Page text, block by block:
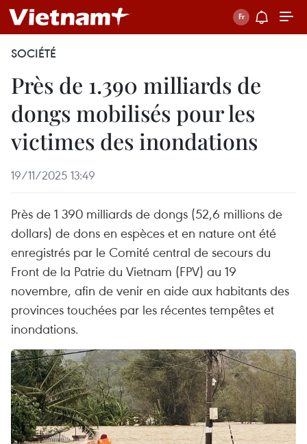
SOCIÉTÉ
Près de 1.390 milliards de
dongs mobilisés pour les
victimes des inondations
19/11/2025 13:49
Près de 1 390 milliards de dongs (52,6 millions de
dollars) de dons en espèces et en nature ont été
enregistrés par le Comité central de secours du
Front de la Patrie du Vietnam (FPV) au 19
novembre, afin de venir en aide aux habitants des
provinces touchées par les récentes tempêtes et
inondations.